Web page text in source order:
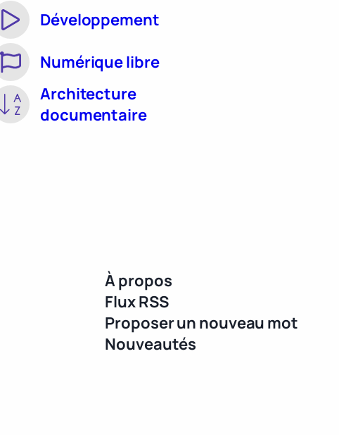
Développement
Numérique libre
Architecture
documentaire
À propos
Flux RSS
Proposer un nouveau mot
Nouveautés